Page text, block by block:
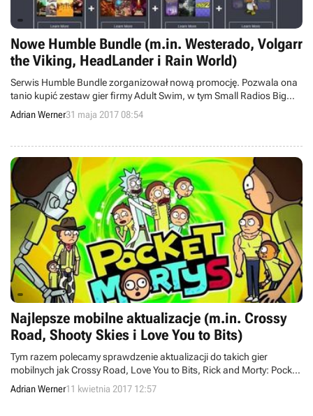
Nowe Humble Bundle (m.in. Westerado, Volgarr
the Viking, HeadLander i Rain World)
Serwis Humble Bundle zorganizował nową promocję. Pozwala ona
tanio kupić zestaw gier firmy Adult Swim, w tym Small Radios Big
Televisions, WASTED, Westerado: Double Barreled, Volgarr the
Viking, Duck Game, Rise & Shine, HeadLander, Rain World,
Adrian Werner31 maja 2017 08:54
Najlepsze mobilne aktualizacje (m.in. Crossy
Road, Shooty Skies i Love You to Bits)
Tym razem polecamy sprawdzenie aktualizacji do takich gier
mobilnych jak Crossy Road, Love You to Bits, Rick and Morty: Pocket
Mortys, Shooty Skies czy Thumb Drift.
Adrian Werner11 kwietnia 2017 12:57